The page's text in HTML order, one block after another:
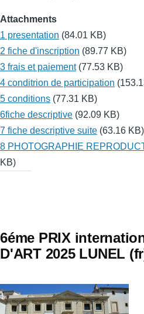
Attachments
1 presentation (84.01 KB)
2 fiche d'inscription (89.77 KB)
3 frais et paiement (77.53 KB)
4 conditrion de participation
5 conditions (77.31 KB)
6fiche descriptive (92.09 KB)
7 fiche descriptive suite (63.16 KB)
8 PHOTOGRAPHIE
KB)
6éme PRIX
D'ART 2025 LUNEL